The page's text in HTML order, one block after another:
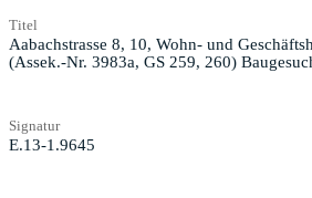
Titel
Aabachstrasse 8, 10, Wohn- und
(Assek.-Nr. 3983a, GS 259, 260)
Signatur
E.13-1.9645